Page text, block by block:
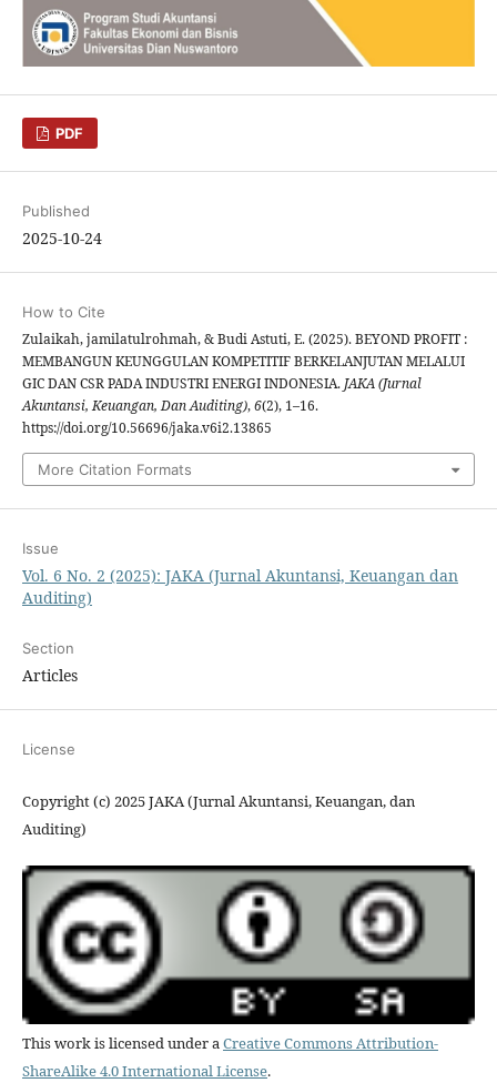
PDF
Published
2025-10-24
How to Cite
Zulaikah, jamilatulrohmah, & Budi Astuti, E. (2025). BEYOND PROFIT :
MEMBANGUN KEUNGGULAN KOMPETITIF BERKELANJUTAN MELALUI
GIC DAN CSR PADA INDUSTRI ENERGI INDONESIA. JAKA (Jurnal
Akuntansi, Keuangan, Dan Auditing),6(2), 1–16.
https://doi.org/10.56696/jaka.v6i2.13865
More Citation Formats
Issue
Vol. 6 No. 2 (2025): JAKA (Jurnal Akuntansi, Keuangan dan
Auditing)
Section
Articles
License
Copyright (c) 2025 JAKA (Jurnal Akuntansi, Keuangan, dan
Auditing)
This work is licensed under aCreative Commons Attribution-
ShareAlike 4.0 International License.